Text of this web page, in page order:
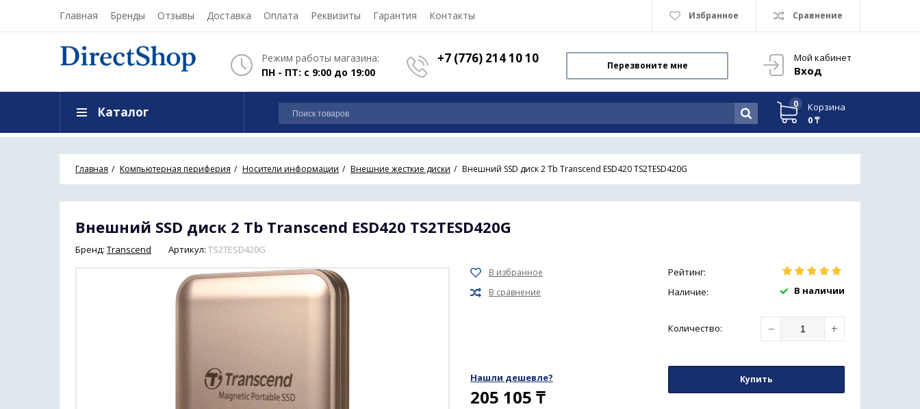
Главная Бренды Отзывы Доставка Оплата Реквизиты Гарантия Контакты Избранное Сравнение
Мой кабинет
Вход
Режим работы магазина:
ПН - ПТ: с 9:00 до 19:00
+7 (776) 214 10 10 Перезвоните мне
0
Корзина
0 ₸
Каталог
Главная Компьютерная периферия Носители информации Внешние жесткие диски Внешний SSD диск 2 Tb Transcend ESD420 TS2TESD420G
Внешний SSD диск 2 Tb Transcend ESD420 TS2TESD420G
Бренд: Transcend Артикул: TS2TESD420G
Рейтинг:
Наличие:
В наличии
Количество: − +
Нашли дешевле?
205 105 ₸
Купить